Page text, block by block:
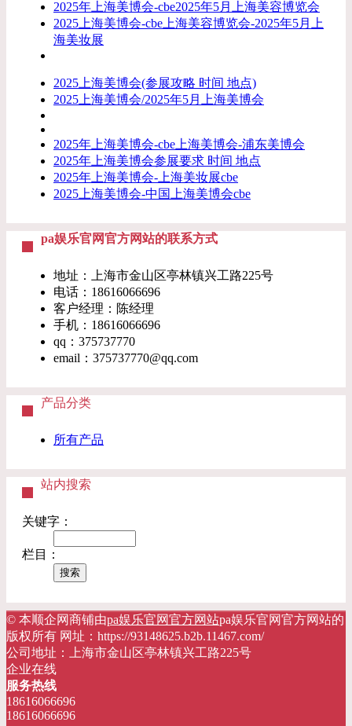
2025年上海美博会-cbe2025年5月上海美容博览会
2025上海美博会-cbe上海美容博览会-2025年5月上
海美妆展
2025上海美博会(参展攻略 时间 地点)
2025上海美博会/2025年5月上海美博会
2025年上海美博会-cbe上海美博会-浦东美博会
2025年上海美博会参展要求 时间 地点
2025年上海美博会-上海美妆展cbe
2025上海美博会-中国上海美博会cbe
pa娱乐官网官方网站的联系方式
地址：上海市金山区亭林镇兴工路225号
电话：18616066696
客户经理：陈经理
手机：18616066696
qq：375737770
email： 375737770@qq.com
产品分类
所有产品
站内搜索
关键字：
栏目：
© 本顺企网商铺由pa娱乐官网官方网站pa娱乐官网官方网站的
版权所有 网址：https://93148625.b2b.11467.com/
公司地址：上海市金山区亭林镇兴工路225号
企业在线
服务热线
18616066696
18616066696